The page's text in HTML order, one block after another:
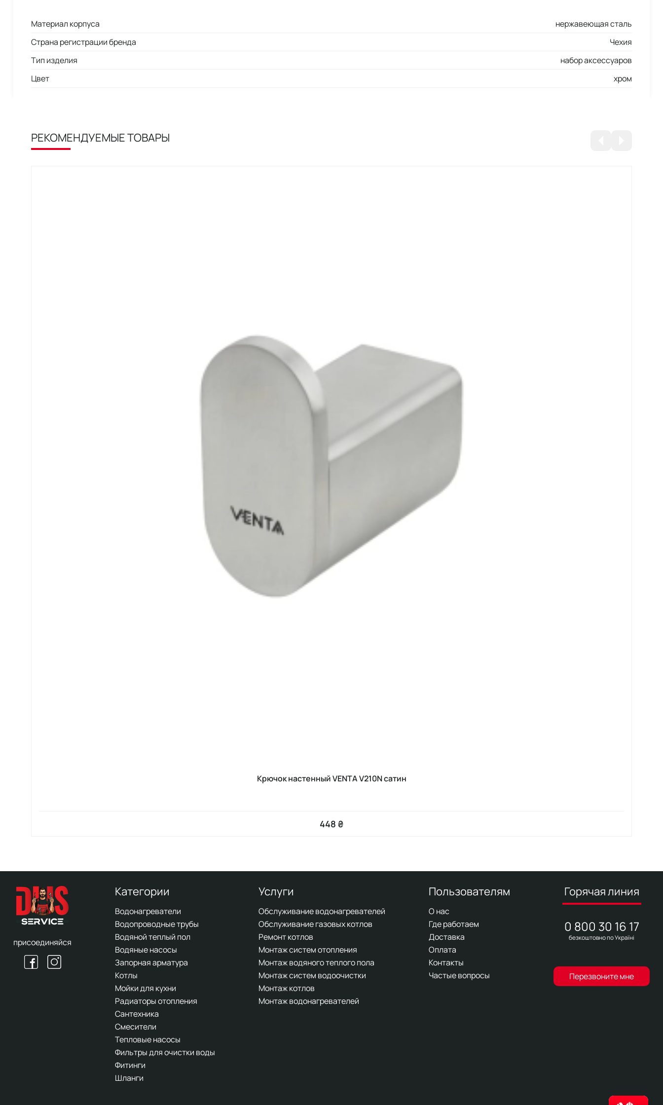
Материал корпуса
нержавеющая сталь
Страна регистрации бренда
Чехия
Тип изделия
набор аксессуаров
Цвет
хром
РЕКОМЕНДУЕМЫЕ ТОВАРЫ
Крючок настенный VENTA V210N сатин
448 ₴
присоединяйся
Категории
Водонагреватели
Водопроводные трубы
Водяной теплый пол
Водяные насосы
Запорная арматура
Котлы
Мойки для кухни
Радиаторы отопления
Сантехника
Смесители
Тепловые насосы
Фильтры для очистки воды
Фитинги
Шланги
Услуги
Обслуживание водонагревателей
Обслуживание газовых котлов
Ремонт котлов
Монтаж систем отопления
Монтаж водяного теплого пола
Монтаж систем водоочистки
Монтаж котлов
Монтаж водонагревателей
Пользователям
О нас
Где работаем
Доставка
Оплата
Контакты
Частые вопросы
Горячая линия
0 800 30 16 17
безкоштовно по Україні
Перезвоните мне